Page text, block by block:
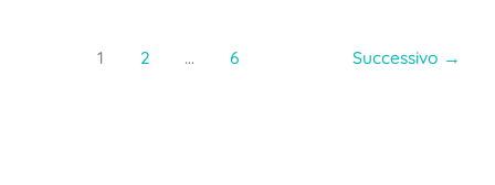
1 2 … 6 Successivo →